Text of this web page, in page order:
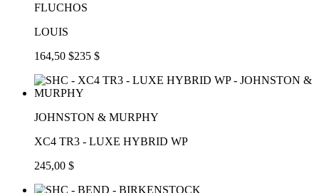
FLUCHOS
LOUIS
164,50 $235 $
JOHNSTON & MURPHY
XC4 TR3 - LUXE HYBRID WP
245,00 $